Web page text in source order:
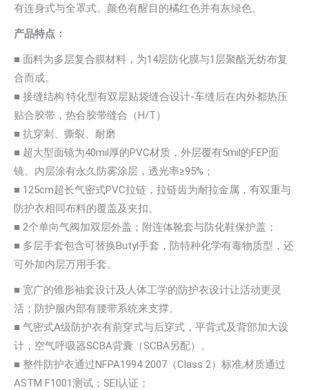
有连身式与全罩式。颜色有醒目的橘红色并有灰绿色。
产品特点：
■ 面料为多层复合膜材料，为14层防化膜与1层聚酯无纺布复
合而成。
■ 接缝结构:特化型有双层贴袋缝合设计-车缝后在内外都热压
贴合胶带，热合胶带缝合（H/T）
■ 抗穿刺、撕裂、耐磨
■ 超大型面镜为40mil厚的PVC材质，外层覆有5mil的FEP面
镜。内层涂有永久防雾涂层，透光率≥95%；
■ 125cm超长气密式PVC拉链，拉链齿为耐拉金属，有双重与
防护衣相同布料的覆盖及夹扣。
■ 2个单向气阀加双层外盖；附连体靴套与防化鞋保护盖；
■ 多层手套包含可替换Butyl手套，防特种化学有毒物质型，还
可外加内层万用手套。
■ 宽广的锥形袖套设计及人体工学的防护衣设计让活动更灵
活；防护服内部有腰带系统来支撑。
■ 气密式A级防护衣有前穿式与后穿式，平背式及背部加大设
计，空气呼吸器SCBA背囊（SCBA另配）。
■ 整件防护衣通过NFPA1994 2007（Class 2）标准,材质通过
ASTM F1001测试；SEI认证；